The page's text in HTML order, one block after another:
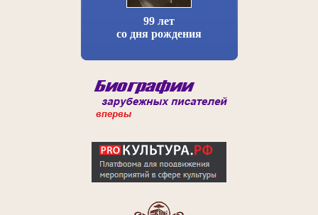
99 лет
со дня рождения